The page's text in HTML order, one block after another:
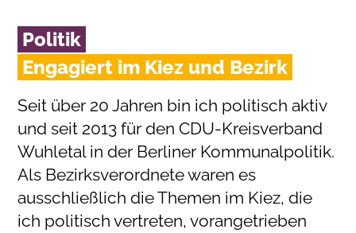
Politik
Engagiert im Kiez und Bezirk
Seit über 20 Jahren bin ich politisch aktiv
und seit 2013 für den CDU-Kreisverband
Wuhletal in der Berliner Kommunalpolitik.
Als Bezirksverordnete waren es
ausschließlich die Themen im Kiez, die
ich politisch vertreten, vorangetrieben